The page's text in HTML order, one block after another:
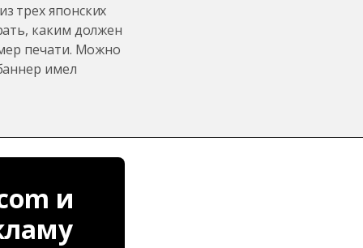
трех японских
каким должен
печати. Можно
имел
и